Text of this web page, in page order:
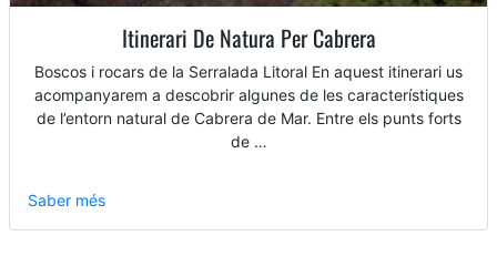
Itinerari De Natura Per Cabrera
Boscos i rocars de la Serralada Litoral En aquest itinerari us
acompanyarem a descobrir algunes de les característiques
de l’entorn natural de Cabrera de Mar. Entre els punts forts
de …
Saber més